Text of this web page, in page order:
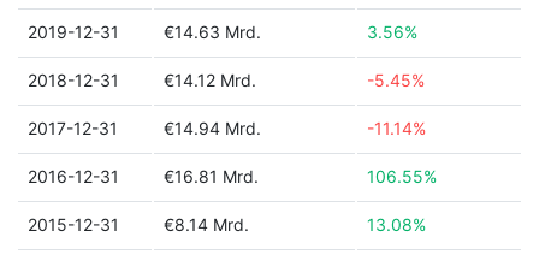
2019-12-31 €14.63 Mrd. 3.56%
2018-12-31 €14.12 Mrd. -5.45%
2017-12-31 €14.94 Mrd. -11.14%
2016-12-31 €16.81 Mrd. 106.55%
2015-12-31 €8.14 Mrd. 13.08%